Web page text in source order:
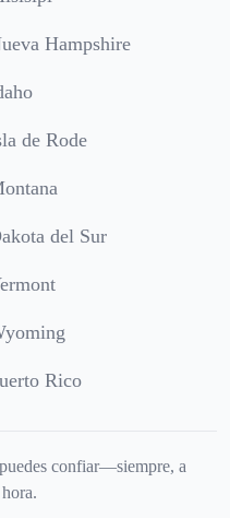
Hampshire
de Rode
del Sur
Rico
confiar—siempre, a